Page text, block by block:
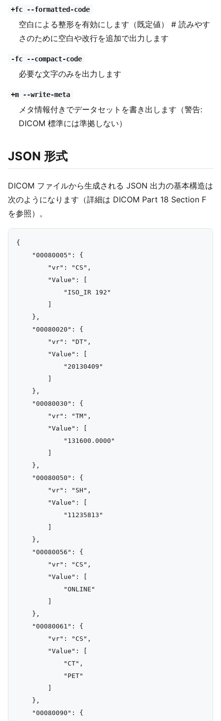
+fc --formatted-code
空白による整形を有効にします（既定値） # 読みやす
さのために空白や改行を追加で出力します
-fc --compact-code
必要な文字のみを出力します
+m --write-meta
メタ情報付きでデータセットを書き出します（警告:
DICOM 標準には準拠しない）
JSON 形式
DICOM ファイルから生成される JSON 出力の基本構造は
次のようになります（詳細は DICOM Part 18 Section F
を参照）。
{
    "00080005": {
        "vr": "CS",
        "Value": [
            "ISO_IR 192"
    },
    "00080020": {
        "vr": "DT",
        "Value": [
            "20130409"
    },
    "00080030": {
        "vr": "TM",
        "Value": [
            "131600.0000"
    },
    "00080050": {
        "vr": "SH",
        "Value": [
            "11235813"
    },
    "00080056": {
        "vr": "CS",
        "Value": [
            "ONLINE"
    },
    "00080061": {
        "vr": "CS",
        "Value": [
            "CT",
            "PET"
    },
    "00080090": {